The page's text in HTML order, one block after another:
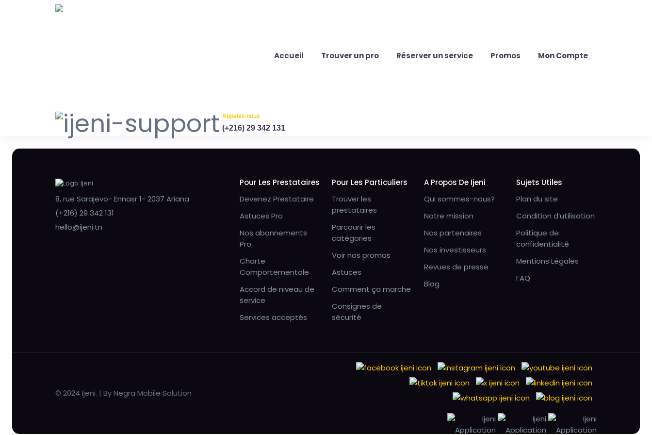
Accueil Trouver un pro Réserver un service Promos Mon Compte
Appelez-nous
(+216) 29 342 131
8, rue Sarajevo- Ennasr 1- 2037 Ariana
(+216) 29 342 131
hello@ijeni.tn
Pour Les Prestataires
Devenez Prestataire
Astuces Pro
Nos abonnements
Pro
Charte
Comportementale
Accord de niveau de
service
Services acceptés
Pour Les Particuliers
Trouver les
prestataires
Parcourir les
catégories
Voir nos promos
Astuces
Comment ça marche
Consignes de
sécurité
A Propos De Ijeni
Qui sommes-nous?
Notre mission
Nos partenaires
Nos investisseurs
Revues de presse
Blog
Sujets Utiles
Plan du site
Condition d’utilisation
Politique de
confidentialité
Mentions Légales
FAQ
© 2024 Ijeni. | By Negra Mobile Solution